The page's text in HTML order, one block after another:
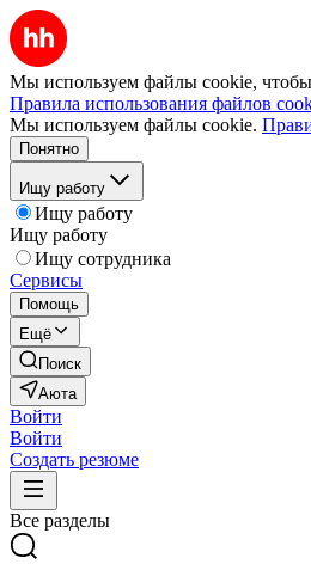
Мы используем файлы cookie, чтобы
Правила использования файлов
Мы используем файлы cookie.
Понятно
Ищу работу
Ищу работу
Ищу работу
Ищу сотрудника
Сервисы
Помощь
Ещё
Поиск
Аюта
Войти
Войти
Создать резюме
Все разделы